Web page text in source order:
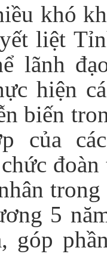
khó
liệt
lãnh
hiện
biến
của
5
góp